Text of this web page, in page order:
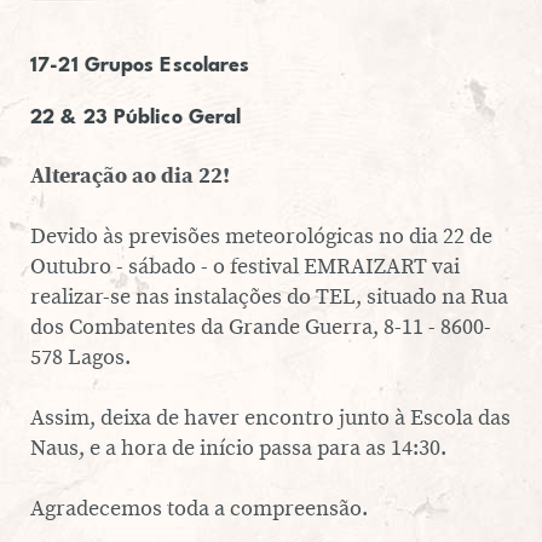
17-21 Grupos Es­co­la­res
22 & 23 Público Geral
Al­te­ra­ção ao dia 22!
Devido às pre­vi­sões me­te­o­ro­ló­gi­cas no dia 22 de
Outubro - sábado - o festival EM­RAI­ZART vai
realizar-se nas ins­ta­la­ções do TEL, situado na Rua
dos Com­ba­ten­tes da Grande Guerra, 8-11 - 8600-
578 Lagos.
Assim, deixa de haver encontro junto à Escola das
Naus, e a hora de início passa para as 14:30.
Agra­de­ce­mos toda a com­pre­en­são.